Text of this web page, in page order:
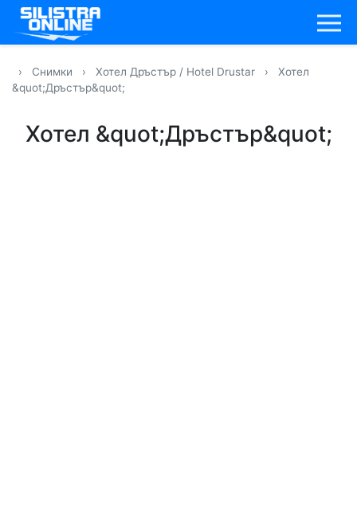
› Снимки › Хотел Дръстър / Hotel Drustar ›
Хотел
&quot;Дръстър&quot;
Хотел &quot;Дръстър&quot;